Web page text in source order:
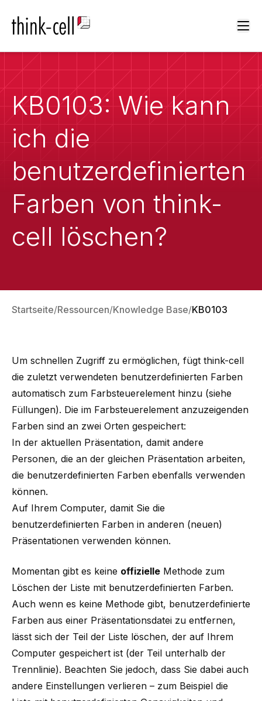
KB0103: Wie kann
ich die
benutzerdefinierten
Farben von think-
cell löschen?
Startseite Ressourcen Knowledge Base KB0103
Um schnellen Zugriff zu ermöglichen, fügt think-cell
die zuletzt verwendeten benutzerdefinierten Farben
automatisch zum Farbsteuerelement hinzu (siehe
Füllungen). Die im Farbsteuerelement anzuzeigenden
Farben sind an zwei Orten gespeichert:
In der aktuellen Präsentation, damit andere
Personen, die an der gleichen Präsentation arbeiten,
die benutzerdefinierten Farben ebenfalls verwenden
können.
Auf Ihrem Computer, damit Sie die
benutzerdefinierten Farben in anderen (neuen)
Präsentationen verwenden können.
Momentan gibt es keine offizielle Methode zum
Löschen der Liste mit benutzerdefinierten Farben.
Auch wenn es keine Methode gibt, benutzerdefinierte
Farben aus einer Präsentationsdatei zu entfernen,
lässt sich der Teil der Liste löschen, der auf Ihrem
Computer gespeichert ist (der Teil unterhalb der
Trennlinie). Beachten Sie jedoch, dass Sie dabei auch
andere Einstellungen verlieren – zum Beispiel die